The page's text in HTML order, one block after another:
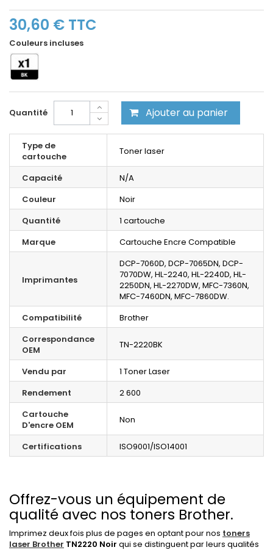
30,60 € TTC
Couleurs incluses
Quantité Ajouter au panier
Type de
cartouche
Toner laser
Capacité
N/A
Couleur
Noir
Quantité
1 cartouche
Marque
Cartouche Encre Compatible
Imprimantes
DCP-7060D, DCP-7065DN, DCP-
7070DW, HL-2240, HL-2240D, HL-
2250DN, HL-2270DW, MFC-7360N,
MFC-7460DN, MFC-7860DW.
Compatibilité
Brother
Correspondance
OEM
TN-2220BK
Vendu par
1 Toner Laser
Rendement
2 600
Cartouche
D'encre OEM
Non
Certifications ISO9001/ISO14001
Offrez-vous un équipement de
qualité avec nos toners Brother.
Imprimez deux fois plus de pages en optant pour nos toners
laser Brother TN2220 Noir qui se distinguent par leurs qualités